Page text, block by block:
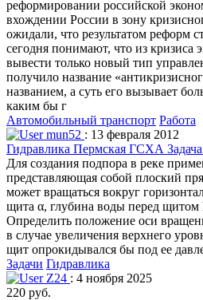
реформировании российской
вхождении России в зону
ожидали, что результатом реформ
сегодня понимают, что из кризиса
вывести только новый тип
получило название
названием, а суть его вызывает
каким бы г
Автомобильный транспорт Работа
mun52 : 13 февраля 2012
Гидравлика Пермская ГСХА
Для создания подпора в реке
представляющая собой плоский
может вращаться вокруг
щита α, глубина воды перед щитом
Определить положение оси
в случае увеличения верхнего
щит опрокидывался бы под ее
Задачи Гидравлика
Z24 : 4 ноября 2025
220 руб.